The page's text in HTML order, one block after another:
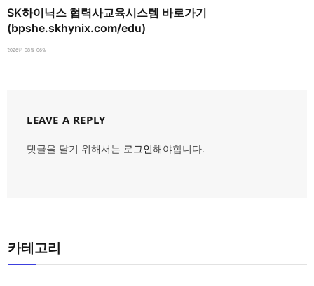
SK하이닉스 협력사교육시스템 바로가기
(bpshe.skhynix.com/edu)
2026년 08월 06일
LEAVE A REPLY
댓글을 달기 위해서는 로그인해야합니다.
카테고리